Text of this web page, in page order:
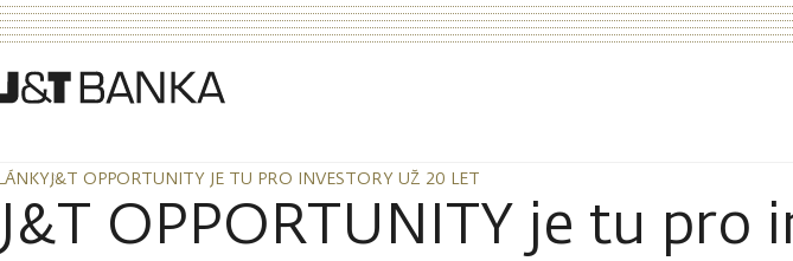
J&T OPPORTUNITY JE TU PRO INVESTORY UŽ 20 LET
J&T OPPORTUNITY JE TU PRO INVESTORY UŽ 20 LET
J&T OPPORTUNITY je tu